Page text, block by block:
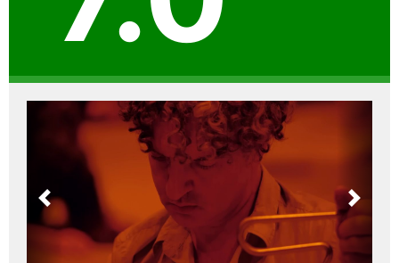
Previous Next